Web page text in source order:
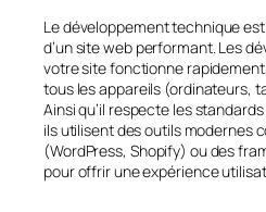
Le développement technique
d’un site web performant. Les
votre site fonctionne
tous les appareils (ordinateurs,
Ainsi qu’il respecte les
ils utilisent des outils modernes
(WordPress, Shopify) ou des
pour offrir une expérience